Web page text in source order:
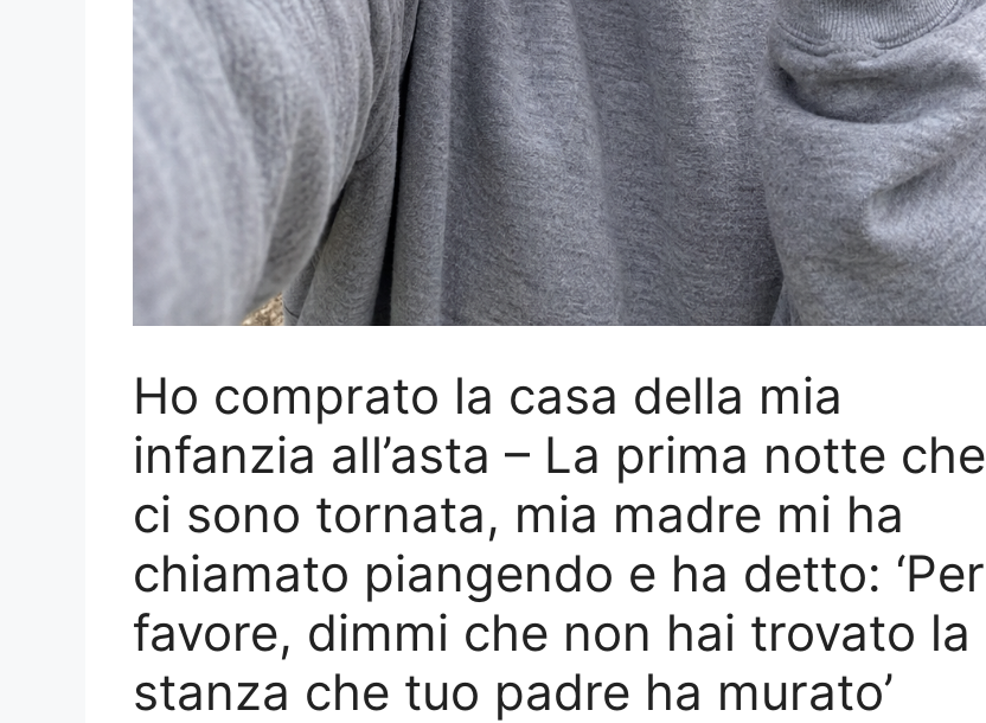
Ho comprato la casa della mia
infanzia all’asta – La prima notte che
ci sono tornata, mia madre mi ha
chiamato piangendo e ha detto: ‘Per
favore, dimmi che non hai trovato la
stanza che tuo padre ha murato’